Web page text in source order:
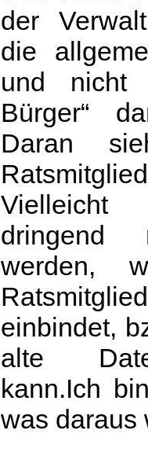
der
die
und nicht
Bürger“
Daran
dringend
werden,
einbindet,
alte
kann.Ich
was daraus